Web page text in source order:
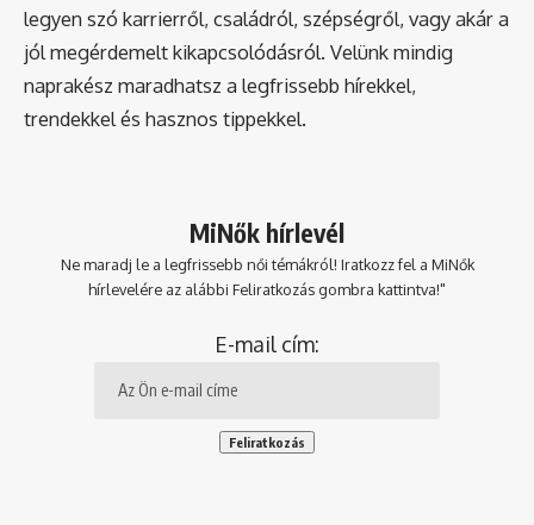
legyen szó karrierről, családról, szépségről, vagy akár a
jól megérdemelt kikapcsolódásról. Velünk mindig
naprakész maradhatsz a legfrissebb hírekkel,
trendekkel és hasznos tippekkel.
MiNők hírlevél
Ne maradj le a legfrissebb női témákról! Iratkozz fel a MiNők
hírlevelére az alábbi Feliratkozás gombra kattintva!"
E-mail cím: